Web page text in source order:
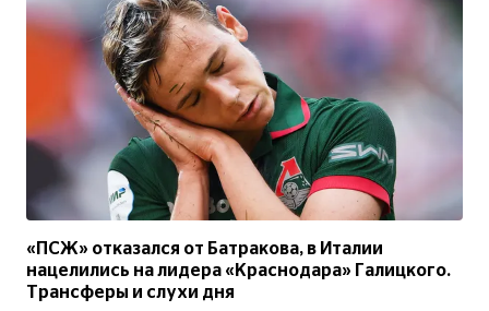
«ПСЖ» отказался от Батракова, в Италии
нацелились на лидера «Краснодара» Галицкого.
Трансферы и слухи дня